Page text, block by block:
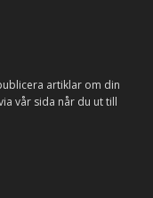
artiklar om din
vår sida når du ut till